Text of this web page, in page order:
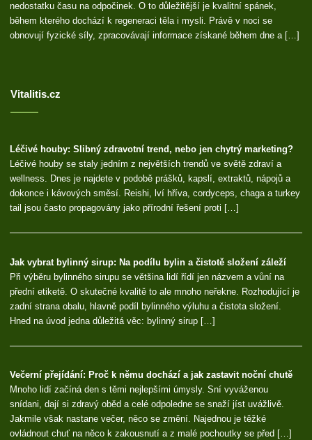
nedostatku času na odpočinek. O to důležitější je kvalitní spánek,
během kterého dochází k regeneraci těla i mysli. Právě v noci se
obnovují fyzické síly, zpracovávají informace získané během dne a […]
Vitalitis.cz
Léčivé houby: Slibný zdravotní trend, nebo jen chytrý marketing?
Léčivé houby se staly jedním z největších trendů ve světě zdraví a
wellness. Dnes je najdete v podobě prášků, kapslí, extraktů, nápojů a
dokonce i kávových směsí. Reishi, lví hříva, cordyceps, chaga a turkey
tail jsou často propagovány jako přírodní řešení proti […]
Jak vybrat bylinný sirup: Na podílu bylin a čistotě složení záleží
Při výběru bylinného sirupu se většina lidí řídí jen názvem a vůní na
přední etiketě. O skutečné kvalitě to ale mnoho neřekne. Rozhodující je
zadní strana obalu, hlavně podíl bylinného výluhu a čistota složení.
Hned na úvod jedna důležitá věc: bylinný sirup […]
Večerní přejídání: Proč k němu dochází a jak zastavit noční chutě
Mnoho lidí začíná den s těmi nejlepšími úmysly. Sní vyváženou
snídani, dají si zdravý oběd a celé odpoledne se snaží jíst uvážlivě.
Jakmile však nastane večer, něco se změní. Najednou je těžké
ovládnout chuť na něco k zakousnutí a z malé pochoutky se před […]